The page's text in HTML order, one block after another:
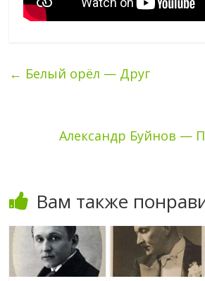
← Белый орёл — Друг
Александр Буйнов —
Вам также